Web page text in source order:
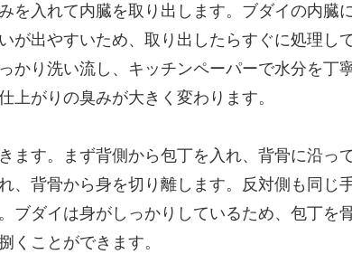
を入れて内臓を取り出します。ブダイの内臓
が出やすいため、取り出したらすぐに処理し
かり洗い流し、キッチンペーパーで水分を丁
上がりの臭みが大きく変わります。
ます。まず背側から包丁を入れ、背骨に沿っ
、背骨から身を切り離します。反対側も同じ
ブダイは身がしっかりしているため、包丁を
くことができます。